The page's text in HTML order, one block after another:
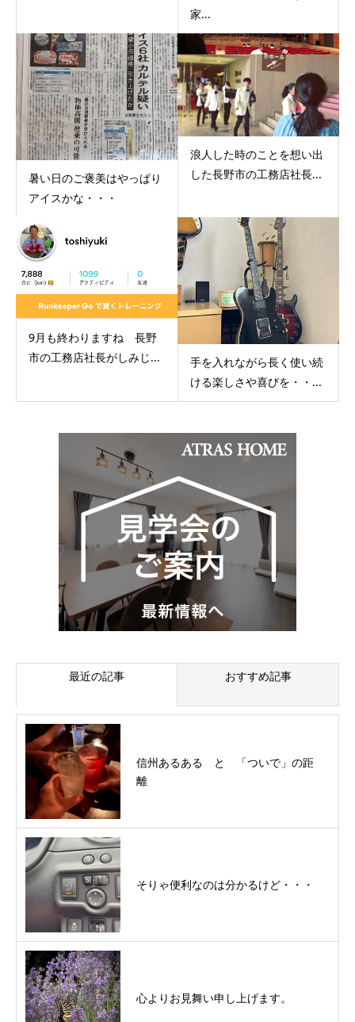
家...
暑い日のご褒美はやっぱり
アイスかな・・・
浪人した時のことを想い出
した長野市の工務店社長...
9月も終わりますね 長野
市の工務店社長がしみじ...
手を入れながら長く使い続
ける楽しさや喜びを・・...
最近の記事 おすすめ記事
信州あるある と 「ついで」の距
離
そりゃ便利なのは分かるけど・・・
心よりお見舞い申し上げます。